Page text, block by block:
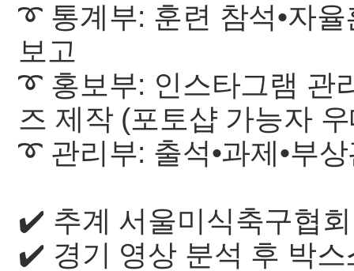
➰ 통계부: 훈련 참석•자
보고
➰ 홍보부: 인스타그램 관
즈 제작 (포토샵 가능자
➰ 관리부: 출석•과제•부
✔️ 추계 서울미식축구협
✔️ 경기 영상 분석 후 박